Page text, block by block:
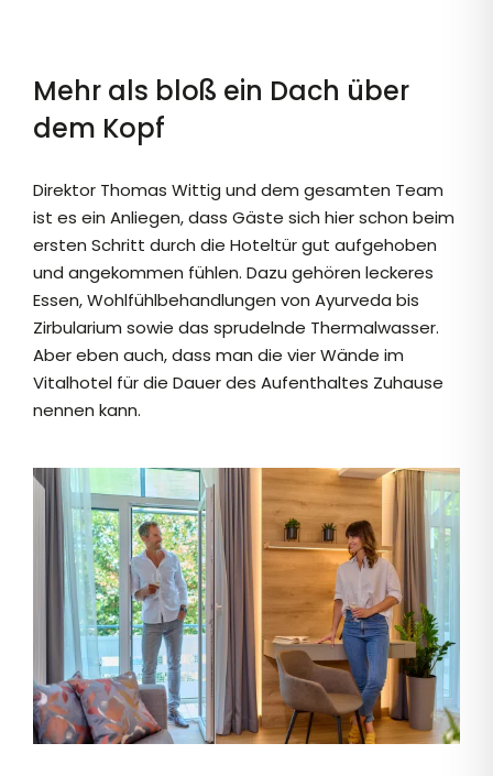
Mehr als bloß ein Dach über
dem Kopf
Direktor Thomas Wittig und dem gesamten Team
ist es ein Anliegen, dass Gäste sich hier schon beim
ersten Schritt durch die Hoteltür gut aufgehoben
und angekommen fühlen. Dazu gehören leckeres
Essen, Wohlfühlbehandlungen von Ayurveda bis
Zirbularium sowie das sprudelnde Thermalwasser.
Aber eben auch, dass man die vier Wände im
Vitalhotel für die Dauer des Aufenthaltes Zuhause
nennen kann.